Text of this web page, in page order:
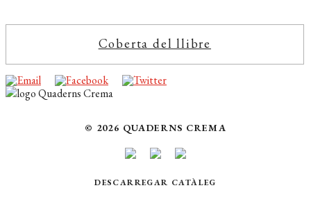
Coberta del llibre
© 2026 QUADERNS CREMA
DESCARREGAR CATÀLEG